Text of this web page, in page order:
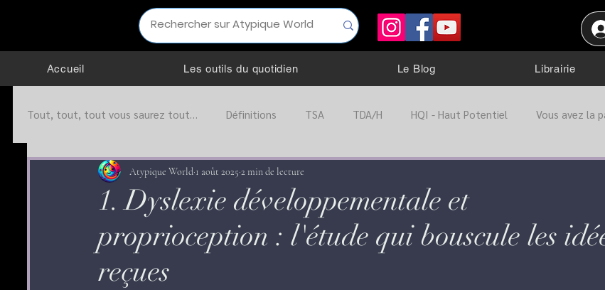
Accueil Les outils du quotidien Le Blog Librairie
Tout, tout, tout vous saurez tout… Définitions TSA TDA/H HQI - Haut Potentiel Vous avez la
Infos pratiques Interactions sociales Organisation
Partenariat TOP Troubles alimentaire Autres troubles
1. Dyslexie développementale et
proprioception : l'étude qui bouscule les
reçues
Atypique World 1 août 2025 2 min de lecture